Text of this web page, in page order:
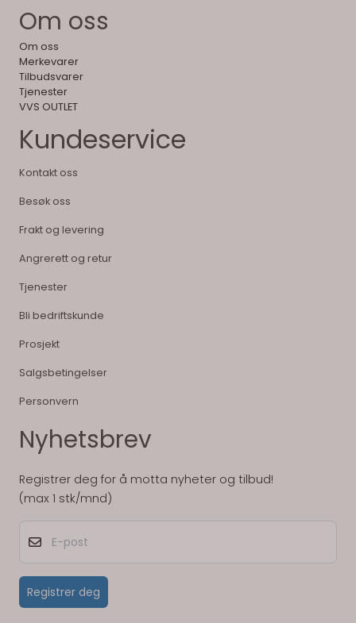
Om oss
Om oss
Merkevarer
Tilbudsvarer
Tjenester
VVS OUTLET
Kundeservice
Kontakt oss
Besøk oss
Frakt og levering
Angrerett og retur
Tjenester
Bli bedriftskunde
Prosjekt
Salgsbetingelser
Personvern
Nyhetsbrev
Registrer deg for å motta nyheter og tilbud!
(max 1 stk/mnd)
Registrer deg